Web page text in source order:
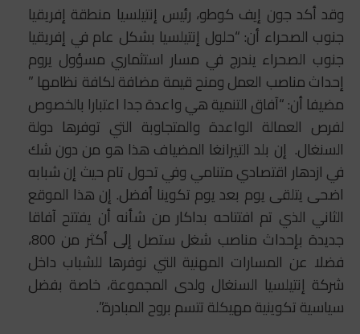
وقد أكد جون إيف كوطو، رئيس إنتيلسيا منطقة إفريقيا
جنوب الصحراء أن: “حلول إنتيلسيا بشكل عام في إفريقيا
جنوب الصحراء يندرج في مسار استثماري مسؤول يروم
إحداث مناصب العمل ومنح قيمة مضافة لكافة نظامها ”
مضيفا أن: “آفاق التنمية هي واعدة جدا اعتبارا بالخصوص
لفرص العمالة الواعدة والمتجاوبة التي توفرها دولة
السنغال. إن بلد التيرانغا المضياف هذا هو من دون شك
في ازدهار اقتصادي متنامي وفي تحول تام حيث إن شبابه
اضحى يتلقى يوم بعد يوم تكوينا أفضل. إن هذا الموقع
الثاني الذي تم افتتاحه بداكار من شأنه أن يفتتح آفاقا
جديدة بإحداث مناصب شغل ستصل إلى أكثر من 800،
فضلا عن المسارات المهنية التي نوفرها للشباب داخل
شركة إنتيلسيا السنغال ولدى المجموعة، خاصة بفضل
سياسية تكوينية مهيكلة تتسم بروح المبادرة”.